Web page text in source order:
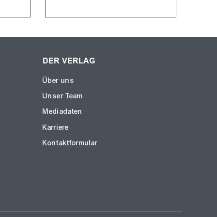
DER VERLAG
Über uns
Unser Team
Mediadaten
Karriere
Kontaktformular